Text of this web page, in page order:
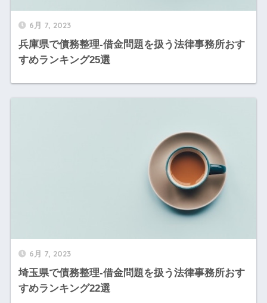
6月 7, 2023
兵庫県で債務整理-借金問題を扱う法律事務所おす
すめランキング25選
6月 7, 2023
埼玉県で債務整理-借金問題を扱う法律事務所おす
すめランキング22選